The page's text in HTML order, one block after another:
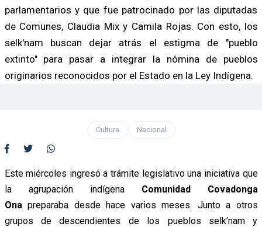
parlamentarios y que fue patrocinado por las diputadas
de Comunes, Claudia Mix y Camila Rojas. Con esto, los
selk'nam buscan dejar atrás el estigma de "pueblo
extinto" para pasar a integrar la nómina de pueblos
originarios reconocidos por el Estado en la Ley Indígena.
Cultura Nacional
Este miércoles ingresó a trámite legislativo una iniciativa que
la agrupación indígena Comunidad Covadonga
Ona preparaba desde hace varios meses. Junto a otros
grupos de descendientes de los pueblos selk’nam y